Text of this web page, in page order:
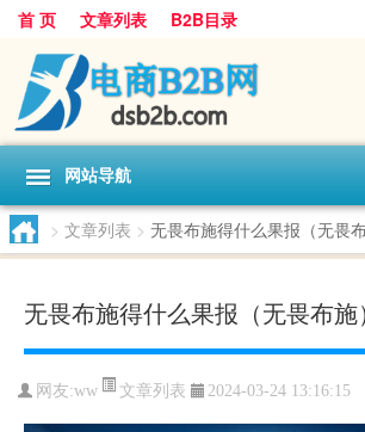
首 页 文章列表 B2B目录
网站导航
> 文章列表 > 无畏布施得什么果报（无畏布
无畏布施得什么果报（无畏布施）
网友:ww 文章列表 2024-03-24 13:16:15